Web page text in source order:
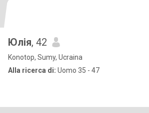
Юлія, 42
Konotop, Sumy, Ucraina
Alla ricerca di: Uomo 35 - 47